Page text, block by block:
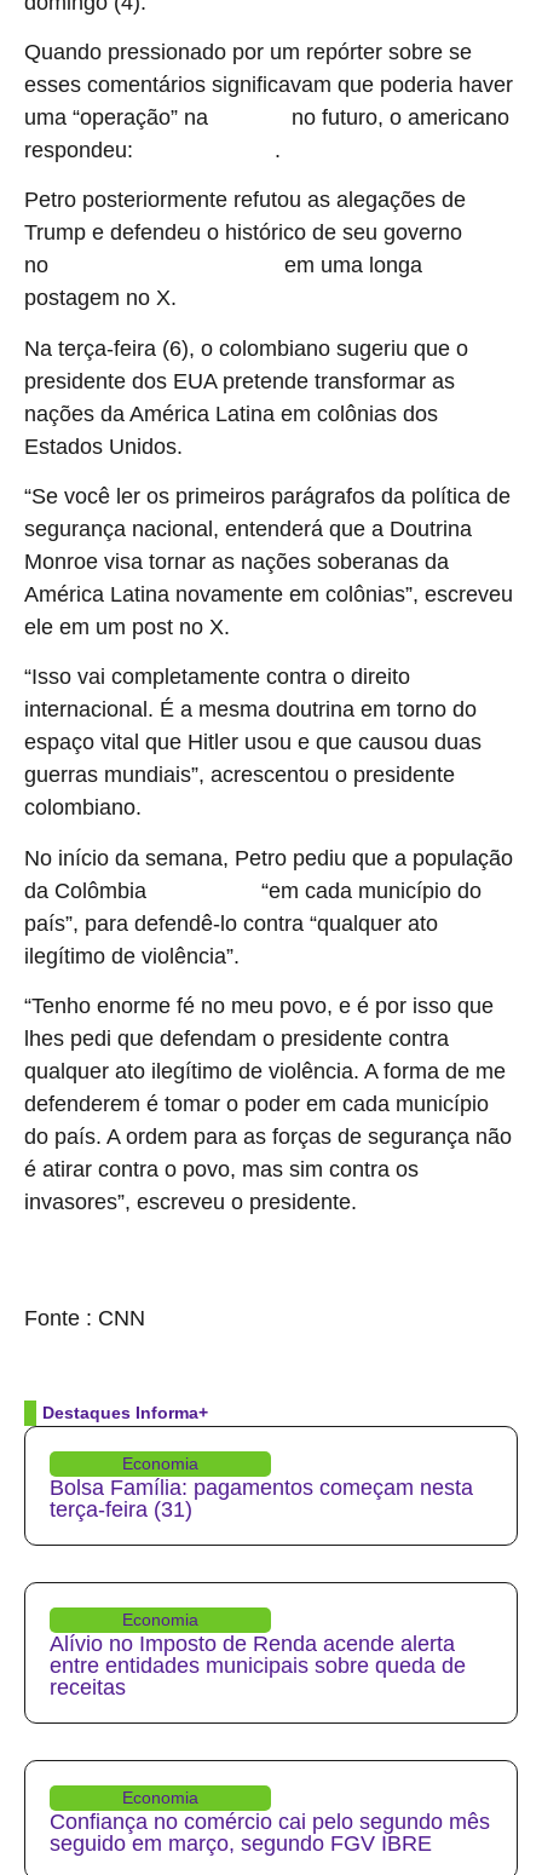
Quando pressionado por um repórter sobre se
esses comentários significavam que poderia haver
uma “operação” na
no futuro, o americano
respondeu:
.
Petro posteriormente refutou as alegações de
Trump e defendeu o histórico de seu governo
no
em uma longa
postagem no X.
Na terça-feira (6), o colombiano sugeriu que o
presidente dos EUA pretende transformar as
nações da América Latina em colônias dos
Estados Unidos.
“Se você ler os primeiros parágrafos da política de
segurança nacional, entenderá que a Doutrina
Monroe visa tornar as nações soberanas da
América Latina novamente em colônias”, escreveu
ele em um post no X.
“Isso vai completamente contra o direito
internacional. É a mesma doutrina em torno do
espaço vital que Hitler usou e que causou duas
guerras mundiais”, acrescentou o presidente
colombiano.
No início da semana, Petro pediu que a população
da Colômbia
“em cada município do
país”, para defendê-lo contra “qualquer ato
ilegítimo de violência”.
“Tenho enorme fé no meu povo, e é por isso que
lhes pedi que defendam o presidente contra
qualquer ato ilegítimo de violência. A forma de me
defenderem é tomar o poder em cada município
do país. A ordem para as forças de segurança não
é atirar contra o povo, mas sim contra os
invasores”, escreveu o presidente.
Fonte : CNN
Destaques Informa+
Economia
Bolsa Família: pagamentos começam nesta
terça-feira (31)
Economia
Alívio no Imposto de Renda acende alerta
entre entidades municipais sobre queda de
receitas
Economia
Confiança no comércio cai pelo segundo mês
seguido em março, segundo FGV IBRE